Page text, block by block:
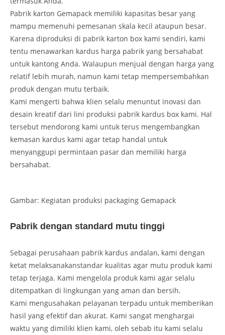
Pabrik karton Gemapack memiliki kapasitas besar yang
mampu memenuhi pemesanan skala kecil ataupun besar.
Karena diproduksi di pabrik karton box kami sendiri, kami
tentu menawarkan kardus harga pabrik yang bersahabat
untuk kantong Anda. Walaupun menjual dengan harga yang
relatif lebih murah, namun kami tetap mempersembahkan
produk dengan mutu terbaik.
Kami mengerti bahwa klien selalu menuntut inovasi dan
desain kreatif dari lini produksi pabrik kardus box kami. Hal
tersebut mendorong kami untuk terus mengembangkan
kemasan kardus kami agar tetap handal untuk
menyanggupi permintaan pasar dan memiliki harga
bersahabat.
Gambar: Kegiatan produksi packaging Gemapack
Pabrik dengan standard mutu tinggi
Sebagai perusahaan pabrik kardus andalan, kami dengan
ketat melaksanakanstandar kualitas agar mutu produk kami
tetap terjaga. Kami mengelola produk kami agar selalu
ditempatkan di lingkungan yang aman dan bersih.
Kami mengusahakan pelayanan terpadu untuk memberikan
hasil yang efektif dan akurat. Kami sangat menghargai
waktu yang dimiliki klien kami, oleh sebab itu kami selalu